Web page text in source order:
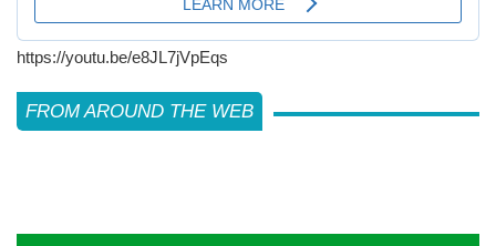
https://youtu.be/e8JL7jVpEqs
FROM AROUND THE WEB